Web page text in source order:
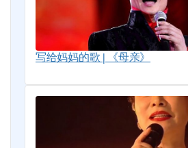
写给妈妈的歌 | 《母亲》